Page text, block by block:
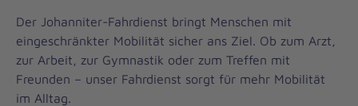
Der Johanniter-Fahrdienst bringt Menschen mit
eingeschränkter Mobilität sicher ans Ziel. Ob zum Arzt,
zur Arbeit, zur Gymnastik oder zum Treffen mit
Freunden – unser Fahrdienst sorgt für mehr Mobilität
im Alltag.